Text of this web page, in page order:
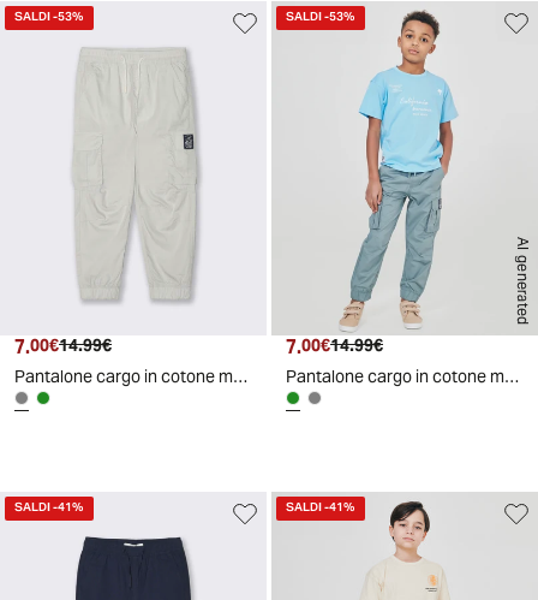
SALDI-53%
Prezzo attuale
7.00€ Prezzo originale
14.99€
Pantalone cargo in cotone morbido e comodo - Grigio ghiaccio
AI generated
SALDI-53%
Prezzo attuale
7.00€ Prezzo originale
14.99€
Pantalone cargo in cotone morbido e comodo - Verde salvia
SALDI-41% SALDI-41%